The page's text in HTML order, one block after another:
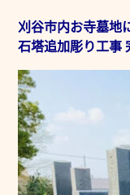
刈谷市内お寺墓地
石塔追加彫り工事